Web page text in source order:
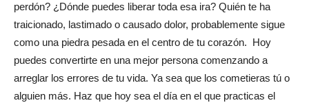
perdón? ¿Dónde puedes liberar toda esa ira? Quién te ha
traicionado, lastimado o causado dolor, probablemente sigue
como una piedra pesada en el centro de tu corazón. Hoy
puedes convertirte en una mejor persona comenzando a
arreglar los errores de tu vida. Ya sea que los cometieras tú o
alguien más. Haz que hoy sea el día en el que practicas el